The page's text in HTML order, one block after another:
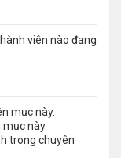
viên nào đang
mục này.
này.
trong chuyên